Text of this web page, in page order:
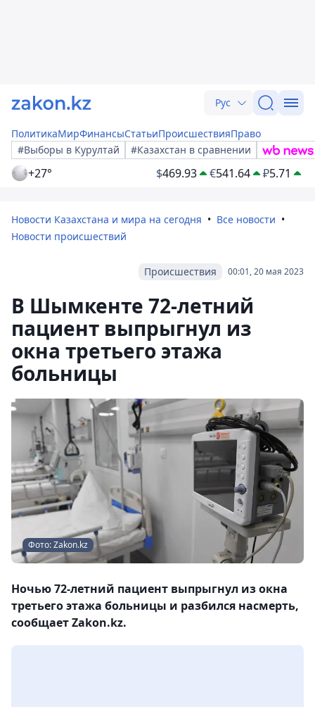
Рус
ПолитикаМирФинансыСтатьиПроисшествияПраво
#Выборы в Курултай
#Казахстан в сравнении
+27° $469.93 €541.64 ₽5.71
Новости Казахстана и мира на сегодня
Все новости
Новости происшествий
00:01, 20 мая 2023
Происшествия
В Шымкенте 72-летний
пациент выпрыгнул из
окна третьего этажа
больницы
Фото: Zakon.kz
Ночью 72-летний пациент выпрыгнул из окна
третьего этажа больницы и разбился насмерть,
сообщает Zakon.kz.